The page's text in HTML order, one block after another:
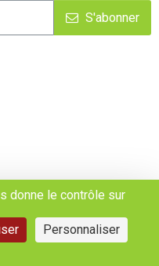
S'abonner
donne le contrôle sur
Personnaliser